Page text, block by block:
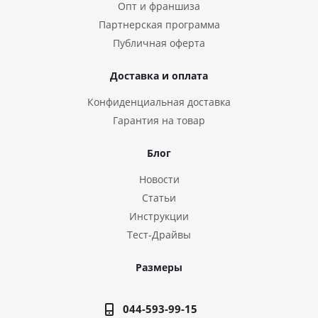
секс-игрушек. Не используйте абразивные вещества для
очистки. Храните отдельно от других игрушек.
Опт и франшиза
Партнерская программа
Публичная оферта
Доставка и оплата
Конфиденциальная доставка
Гарантия на товар
Блог
Новости
Статьи
Инструкции
Тест-Драйвы
Размеры
044-593-99-15